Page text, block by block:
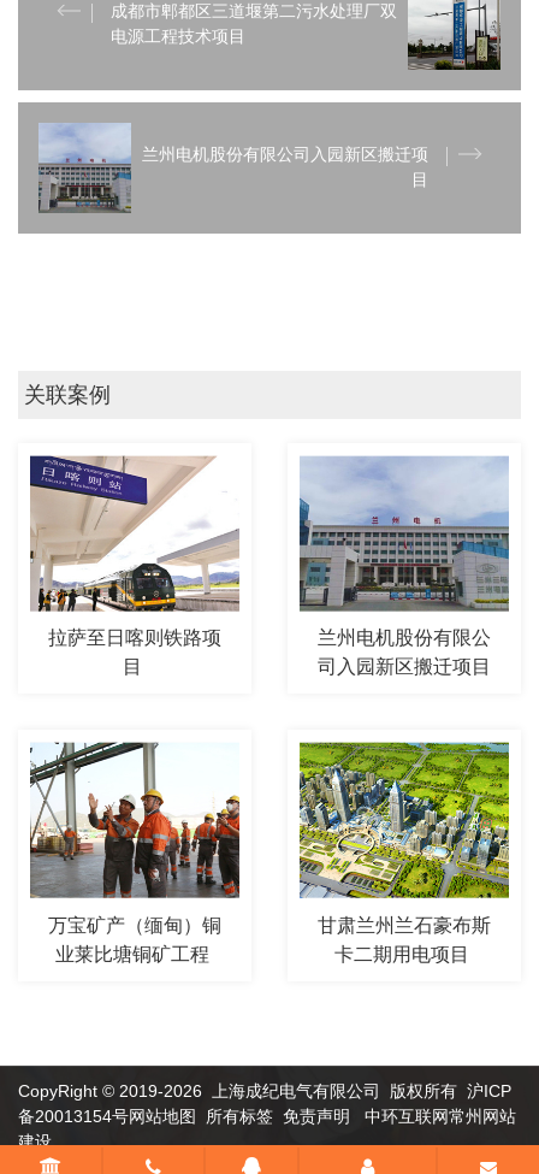
成都市郫都区三道堰第二污水处理厂双
电源工程技术项目
兰州电机股份有限公司入园新区搬迁项
目
关联案例
拉萨至日喀则铁路项
目
兰州电机股份有限公
司入园新区搬迁项目
万宝矿产（缅甸）铜
业莱比塘铜矿工程
甘肃兰州兰石豪布斯
卡二期用电项目
CopyRight © 2019-2026 上海成纪电气有限公司 版权所有 沪ICP
备20013154号网站地图 所有标签 免责声明 中环互联网常州网站
建设